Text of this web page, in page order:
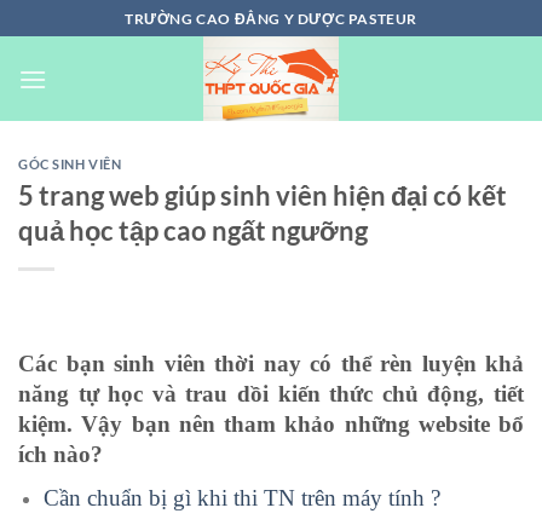
đến
nội
TRƯỜNG CAO ĐẲNG Y DƯỢC PASTEUR
GÓC SINH VIÊN
5 trang web giúp sinh viên hiện đại có kết
quả học tập cao ngất ngưỡng
Các bạn sinh viên thời nay có thể rèn luyện khả
năng tự học và trau dồi kiến thức chủ động, tiết
kiệm. Vậy bạn nên tham khảo những website bổ
ích nào?
Cần chuẩn bị gì khi thi TN trên máy tính ?